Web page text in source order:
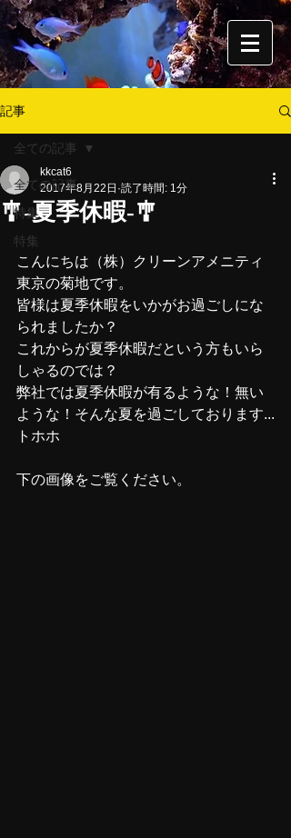
記事
全ての記事
特集
特集
全ての記事
🎐-夏季休暇-🎐
kkcat6
2017年8月22日 読了時間: 1分
こんにちは（株）クリーンアメニティ
東京の菊地です。
皆様は夏季休暇をいかがお過ごしにな
られましたか？
これからが夏季休暇だという方もいら
しゃるのでは？
弊社では夏季休暇が有るような！無い
ような！そんな夏を過ごしております...
トホホ
下の画像をご覧ください。